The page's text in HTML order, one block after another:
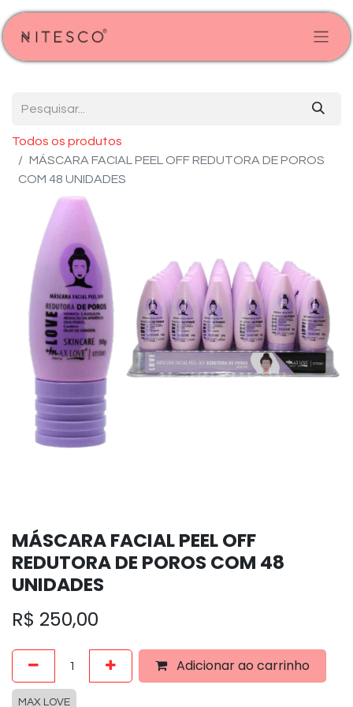
Todos os produtos
MÁSCARA FACIAL PEEL OFF REDUTORA DE POROS
COM 48 UNIDADES
MÁSCARA FACIAL PEEL OFF
REDUTORA DE POROS COM 48
UNIDADES
R$ 250,00
Adicionar ao carrinho
MAX LOVE